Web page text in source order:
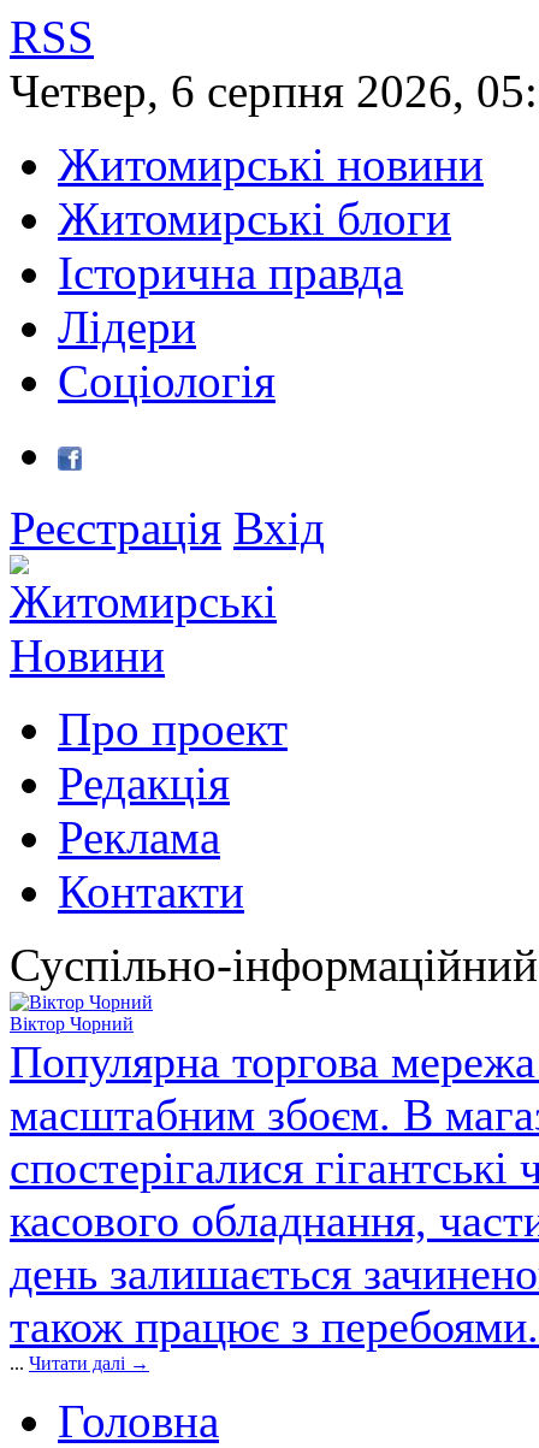
RSS
Четвер, 6 серпня 2026,
Житомирські новини
Житомирські блоги
Історична правда
Лідери
Соціологія
Реєстрація Вхід
Про проект
Редакція
Реклама
Контакти
Суспільно-
Віктор Чорний
Популярна торгова
масштабним збоєм. В
спостерігалися
касового обладнання,
день залишається
також працює з
... Читати далі →
Головна